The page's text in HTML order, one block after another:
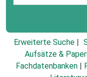
Erweiterte Suche
Aufsätze &
Fachdatenbanken